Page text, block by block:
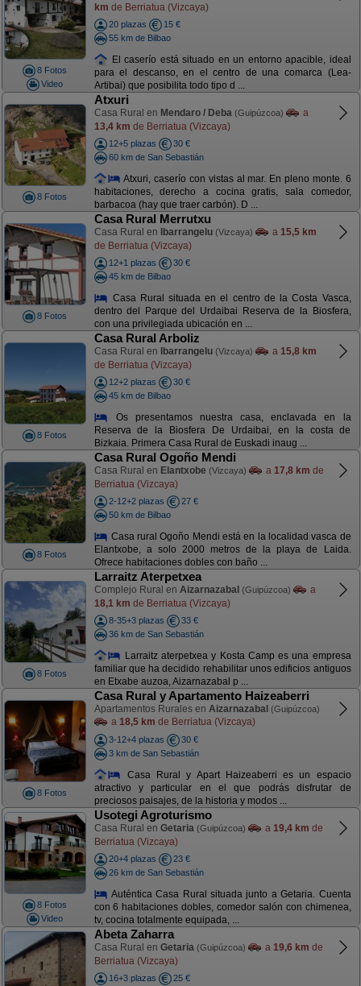
8 Fotos
Video
km de Berriatua (Vizcaya)
20 plazas
15 €
55 km de Bilbao
El caserío está situado en un entorno apacible, ideal
para el descanso, en el centro de una comarca (Lea-
Artibai) que posibilita todo tipo d ...
8 Fotos
Atxuri
Casa Rural en Mendaro / Deba (Guipúzcoa)
a
13,4 km de Berriatua (Vizcaya)
12+5 plazas
30 €
60 km de San Sebastián
Atxuri, caserío con vistas al mar. En pleno monte. 6
habitaciones, derecho a cocina gratis, sala comedor,
barbacoa (hay que traer carbón). D ...
8 Fotos
Casa Rural Merrutxu
Casa Rural en Ibarrangelu (Vizcaya) a 15,5 km
de Berriatua (Vizcaya)
12+1 plazas
30 €
45 km de Bilbao
Casa Rural situada en el centro de la Costa Vasca,
dentro del Parque del Urdaibai Reserva de la Biosfera,
con una privilegiada ubicación en ...
8 Fotos
Casa Rural Arboliz
Casa Rural en Ibarrangelu (Vizcaya) a 15,8 km
de Berriatua (Vizcaya)
12+2 plazas
30 €
45 km de Bilbao
Os presentamos nuestra casa, enclavada en la
Reserva de la Biosfera De Urdaibai, en la costa de
Bizkaia. Primera Casa Rural de Euskadi inaug ...
8 Fotos
Casa Rural Ogoño Mendi
Casa Rural en Elantxobe (Vizcaya) a 17,8 km de
Berriatua (Vizcaya)
2-12+2 plazas
27 €
50 km de Bilbao
Casa rural Ogoño Mendi está en la localidad vasca de
Elantxobe, a solo 2000 metros de la playa de Laida.
Ofrece habitaciones dobles con baño ...
8 Fotos
Larraitz Aterpetxea
Complejo Rural en Aizarnazabal (Guipúzcoa)
a
18,1 km de Berriatua (Vizcaya)
8-35+3 plazas
33 €
36 km de San Sebastián
Larraitz aterpetxea y Kosta Camp es una empresa
familiar que ha decidido rehabilitar unos edificios antiguos
en Etxabe auzoa, Aizarnazabal p ...
8 Fotos
Casa Rural y Apartamento Haizeaberri
Apartamentos Rurales en Aizarnazabal (Guipúzcoa)
a 18,5 km de Berriatua (Vizcaya)
3-12+4 plazas
30 €
3 km de San Sebastián
Casa Rural y Apart Haizeaberri es un espacio
atractivo y particular en el que podrás disfrutar de
preciosos paisajes, de la historia y modos ...
8 Fotos
Video
Usotegi Agroturismo
Casa Rural en Getaria (Guipúzcoa) a 19,4 km de
Berriatua (Vizcaya)
20+4 plazas
23 €
26 km de San Sebastián
Auténtica Casa Rural situada junto a Getaria. Cuenta
con 6 habitaciones dobles, comedor salón con chimenea,
tv, cocina totalmente equipada, ...
Abeta Zaharra
Casa Rural en Getaria (Guipúzcoa) a 19,6 km de
Berriatua (Vizcaya)
16+3 plazas 25 €